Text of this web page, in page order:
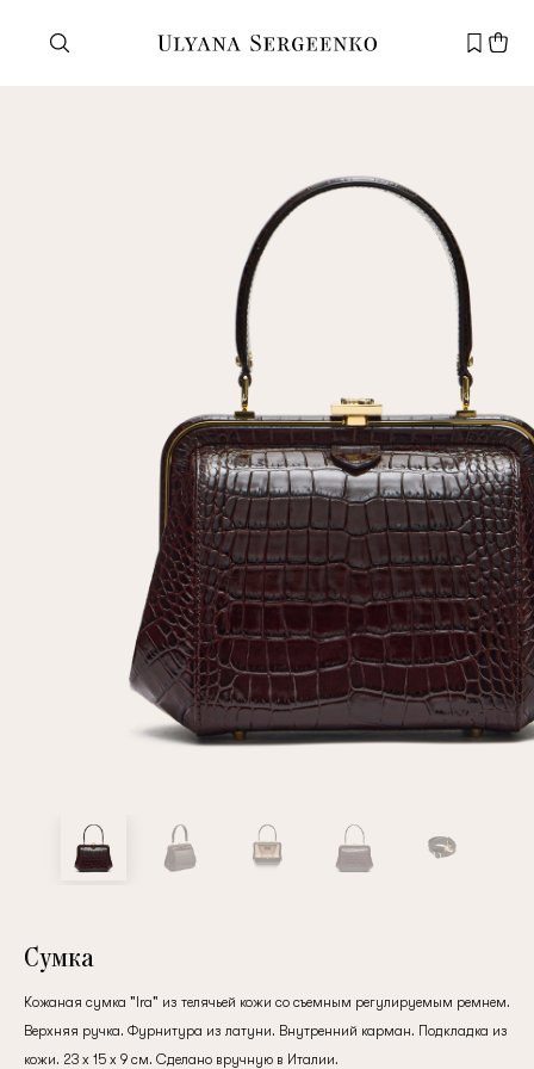
+7 495 105 70 25
support@ulyanasergeenko.com
Пн—Пт 11—19
Новый
клиент
Электронная почта
Повтор пароля
Дата рождения
условиями
политики конфиденциальности
Зарегистрированный
Сумка
Кожаная сумка "Ira" из телячьей кожи со съемным регулируемым ремнем.
Верхняя ручка. Фурнитура из латуни. Внутренний карман. Подкладка из
кожи. 23 x 15 x 9 см. Сделано вручную в Италии.